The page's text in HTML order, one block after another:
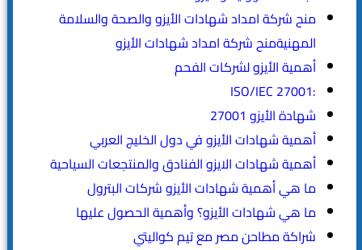
منح شركة امداد شهادات الأيزو والصحة والسلامة
المهنيةمنح شركة امداد شهادات الأيزو
أهمية الأيزو لشركات الفحم
:ISO/IEC 27001
شهادة الأيزو 27001
أهمية شهادات الأيزو في دول الخليج العربي
أهمية شهادات الايزو الفنادق والمنتجعات السياحية
ما هي أهمية شهادات الأيزو شركات البترول
ما هي شهادات الأيزو؟ وأهمية الحصول عليها
شراكة مطاحن مصر مع تيم كواليتي